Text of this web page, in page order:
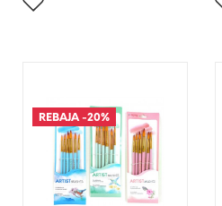
REBAJA -20%